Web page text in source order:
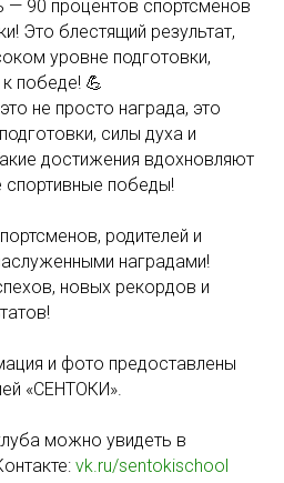
— 90 процентов спортсменов
Это блестящий результат,
уровне подготовки,
победе! 💪
не просто награда, это
силы духа и
достижения вдохновляют
победы!
родителей и
наградами!
новых рекордов и
и фото предоставлены
«СЕНТОКИ».
можно увидеть в
vk.ru/sentokischool